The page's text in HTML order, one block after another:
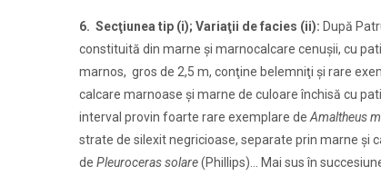
6. Secţiunea tip (i); Variaţii de facies (ii): După
constituită din marne şi marnocalcare cenuşii, cu
marnos, gros de 2,5 m, conţine belemniţi şi rare
calcare marnoase şi marne de culoare închisă cu
interval provin foarte rare exemplare de Amaltheus
strate de silexit negricioase, separate prin marne şi
de Pleuroceras solare(Phillips)... Mai sus în